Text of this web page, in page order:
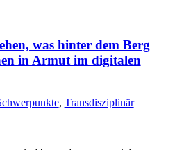
was hinter dem Berg
in Armut im digitalen
, Transdisziplinär